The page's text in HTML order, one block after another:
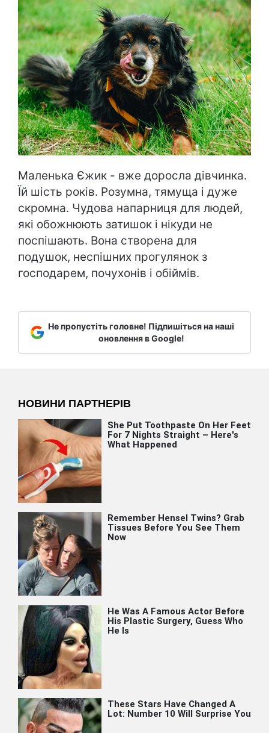
Маленька Єжик - вже доросла дівчинка.
Їй шість років. Розумна, тямуща і дуже
скромна. Чудова напарниця для людей,
які обожнюють затишок і нікуди не
поспішають. Вона створена для
подушок, неспішних прогулянок з
господарем, почухонів і обіймів.
Не пропустіть головне! Підпишіться на наші
оновлення в Google!